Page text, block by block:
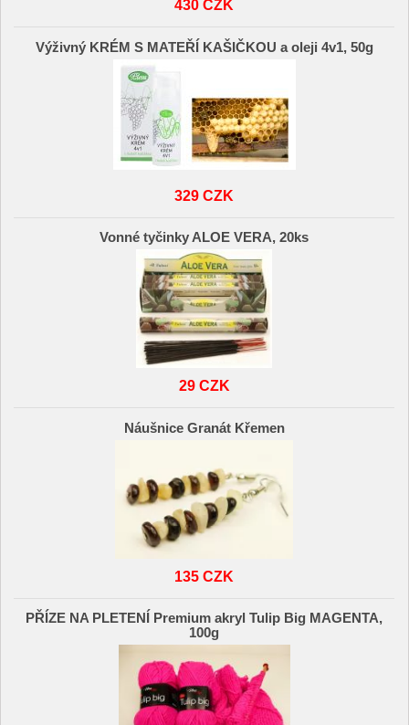
430 CZK
Výživný KRÉM S MATEŘÍ KAŠIČKOU a oleji 4v1, 50g
329 CZK
Vonné tyčinky ALOE VERA, 20ks
29 CZK
Náušnice Granát Křemen
135 CZK
PŘÍZE NA PLETENÍ Premium akryl Tulip Big MAGENTA,
100g